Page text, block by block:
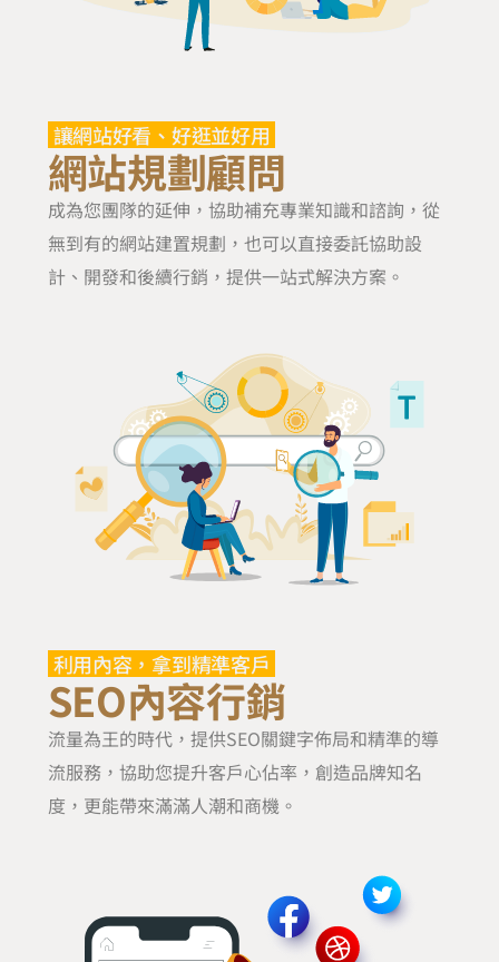
讓網站好看、好逛並好用
網站規劃顧問
成為您團隊的延伸，協助補充專業知識和諮詢，從
無到有的網站建置規劃，也可以直接委託協助設
計、開發和後續行銷，提供一站式解決方案。
利用內容，拿到精準客戶
SEO內容行銷
流量為王的時代，提供SEO關鍵字佈局和精準的導
流服務，協助您提升客戶心佔率，創造品牌知名
度，更能帶來滿滿人潮和商機。